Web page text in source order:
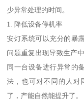
少异常处理的时间。
1. 降低设备停机率
安灯系统可以充分的暴
问题重复出现导致生产
同一台设备进行异常的
法，也可对不同的人对
了，产能自然能提升了。